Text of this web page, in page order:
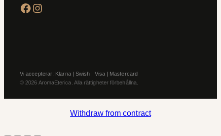
Facebook Instagram
Vi accepterar: Klarna | Swish | Visa | Mastercard
© 2026 AromaEterica. Alla rättigheter förbehållna.
Withdraw from contract